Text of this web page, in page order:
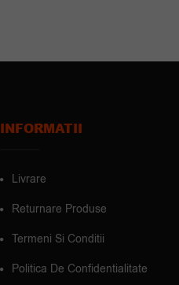
INFORMATII
Livrare
Returnare Produse
Termeni Si Conditii
Politica De Confidentialitate